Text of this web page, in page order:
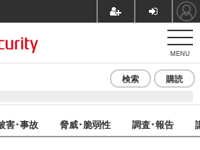
MENU
検索 購読
害･事故 脅威･脆弱性 調査･報告